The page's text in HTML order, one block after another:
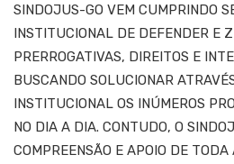
SINDOJUS-GO VEM CUMPRINDO
INSTITUCIONAL DE DEFENDER E
PRERROGATIVAS, DIREITOS E
BUSCANDO SOLUCIONAR
INSTITUCIONAL OS INÚMEROS
NO DIA A DIA. CONTUDO, O
COMPREENSÃO E APOIO DE